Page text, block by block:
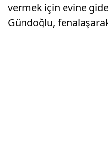
vermek için evine
Gündoğlu,